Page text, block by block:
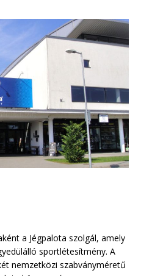
a Jégpalota szolgál, amely
sportlétesítmény. A
nemzetközi szabványméretű